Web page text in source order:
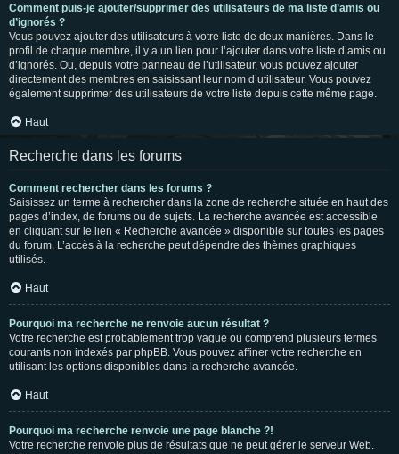
Comment puis-je ajouter/supprimer des utilisateurs de ma liste d’amis ou
d’ignorés ?
Vous pouvez ajouter des utilisateurs à votre liste de deux manières. Dans le
profil de chaque membre, il y a un lien pour l’ajouter dans votre liste d’amis ou
d’ignorés. Ou, depuis votre panneau de l’utilisateur, vous pouvez ajouter
directement des membres en saisissant leur nom d’utilisateur. Vous pouvez
également supprimer des utilisateurs de votre liste depuis cette même page.
Haut
Recherche dans les forums
Comment rechercher dans les forums ?
Saisissez un terme à rechercher dans la zone de recherche située en haut des
pages d’index, de forums ou de sujets. La recherche avancée est accessible
en cliquant sur le lien « Recherche avancée » disponible sur toutes les pages
du forum. L’accès à la recherche peut dépendre des thèmes graphiques
utilisés.
Haut
Pourquoi ma recherche ne renvoie aucun résultat ?
Votre recherche est probablement trop vague ou comprend plusieurs termes
courants non indexés par phpBB. Vous pouvez affiner votre recherche en
utilisant les options disponibles dans la recherche avancée.
Haut
Pourquoi ma recherche renvoie une page blanche ?!
Votre recherche renvoie plus de résultats que ne peut gérer le serveur Web.